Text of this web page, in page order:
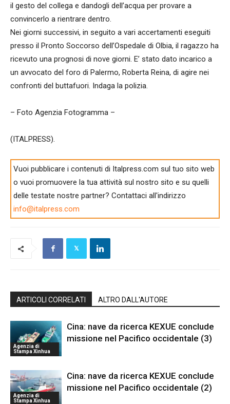
il gesto del collega e dandogli dell’acqua per provare a
convincerlo a rientrare dentro.
Nei giorni successivi, in seguito a vari accertamenti eseguiti
presso il Pronto Soccorso dell’Ospedale di Olbia, il ragazzo ha
ricevuto una prognosi di nove giorni. E’ stato dato incarico a
un avvocato del foro di Palermo, Roberta Reina, di agire nei
confronti del buttafuori. Indaga la polizia.
– Foto Agenzia Fotogramma –
(ITALPRESS).
Vuoi pubblicare i contenuti di Italpress.com sul tuo sito web
o vuoi promuovere la tua attività sul nostro sito e su quelli
delle testate nostre partner? Contattaci all'indirizzo
info@italpress.com
ARTICOLI CORRELATI ALTRO DALL'AUTORE
Agenzia di
Stampa Xinhua
Cina: nave da ricerca KEXUE conclude
missione nel Pacifico occidentale (3)
Agenzia di
Stampa Xinhua
Cina: nave da ricerca KEXUE conclude
missione nel Pacifico occidentale (2)